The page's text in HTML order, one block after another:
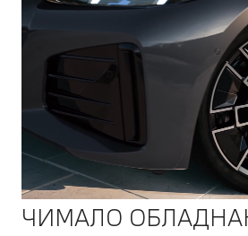
ЧИМАЛО